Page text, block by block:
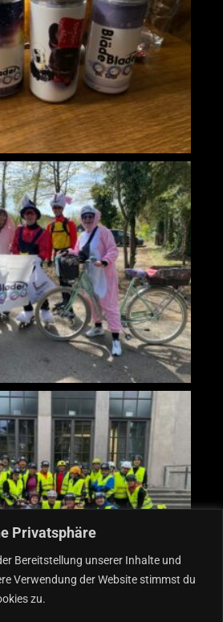
Privatsphäre
Bereitstellung unserer Inhalte und
Verwendung der Website stimmst du
zu.